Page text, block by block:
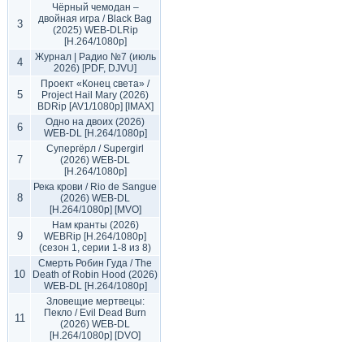
3
Чёрный чемодан –
двойная игра / Black Bag
(2025) WEB-DLRip
[H.264/1080p]
4
Журнал | Радио №7 (июль
2026) [PDF, DJVU]
5
Проект «Конец света» /
Project Hail Mary (2026)
BDRip [AV1/1080p] [IMAX]
6
Одно на двоих (2026)
WEB-DL [H.264/1080p]
7
Супергёрл / Supergirl
(2026) WEB-DL
[H.264/1080p]
8
Река крови / Rio de Sangue
(2026) WEB-DL
[H.264/1080p] [MVO]
9
Нам кранты (2026)
WEBRip [H.264/1080p]
(сезон 1, серии 1-8 из 8)
10
Смерть Робин Гуда / The
Death of Robin Hood (2026)
WEB-DL [H.264/1080p]
11
Зловещие мертвецы:
Пекло / Evil Dead Burn
(2026) WEB-DL
[H.264/1080p] [DVO]